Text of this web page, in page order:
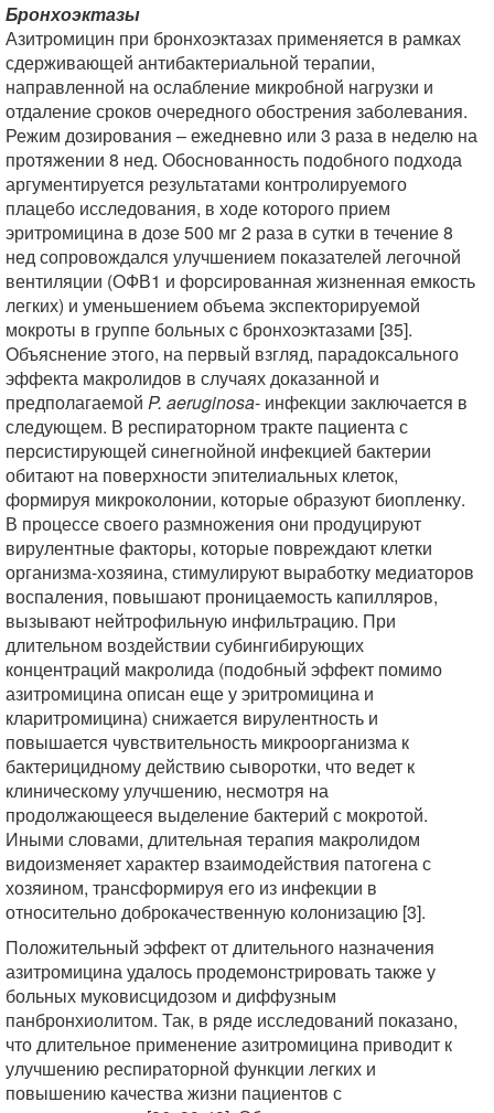
Бронхоэктазы
Азитромицин при бронхоэктазах применяется в рамках
сдерживающей антибактериальной терапии,
направленной на ослабление микробной нагрузки и
отдаление сроков очередного обострения заболевания.
Режим дозирования – ежедневно или 3 раза в неделю на
протяжении 8 нед. Обоснованность подобного подхода
аргументируется результатами контролируемого
плацебо исследования, в ходе которого прием
эритромицина в дозе 500 мг 2 раза в сутки в течение 8
нед сопровождался улучшением показателей легочной
вентиляции (ОФВ1 и форсированная жизненная емкость
легких) и уменьшением объема экспекторируемой
мокроты в группе больных c бронхоэктазами [35].
Объяснение этого, на первый взгляд, парадоксального
эффекта макролидов в случаях доказанной и
предполагаемой P. aeruginosa- инфекции заключается в
следующем. В респираторном тракте пациента с
персистирующей синегнойной инфекцией бактерии
обитают на поверхности эпителиальных клеток,
формируя микроколонии, которые образуют биопленку.
В процессе своего размножения они продуцируют
вирулентные факторы, которые повреждают клетки
организма-хозяина, стимулируют выработку медиаторов
воспаления, повышают проницаемость капилляров,
вызывают нейтрофильную инфильтрацию. При
длительном воздействии субингибирующих
концентраций макролида (подобный эффект помимо
азитромицина описан еще у эритромицина и
кларитромицина) снижается вирулентность и
повышается чувствительность микроорганизма к
бактерицидному действию сыворотки, что ведет к
клиническому улучшению, несмотря на
продолжающееся выделение бактерий с мокротой.
Иными словами, длительная терапия макролидом
видоизменяет характер взаимодействия патогена с
хозяином, трансформируя его из инфекции в
относительно доброкачественную колонизацию [3].
Положительный эффект от длительного назначения
азитромицина удалось продемонстрировать также у
больных муковисцидозом и диффузным
панбронхиолитом. Так, в ряде исследований показано,
что длительное применение азитромицина приводит к
улучшению респираторной функции легких и
повышению качества жизни пациентов с